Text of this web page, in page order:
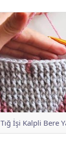
Tığ İşi Kalpli Bere